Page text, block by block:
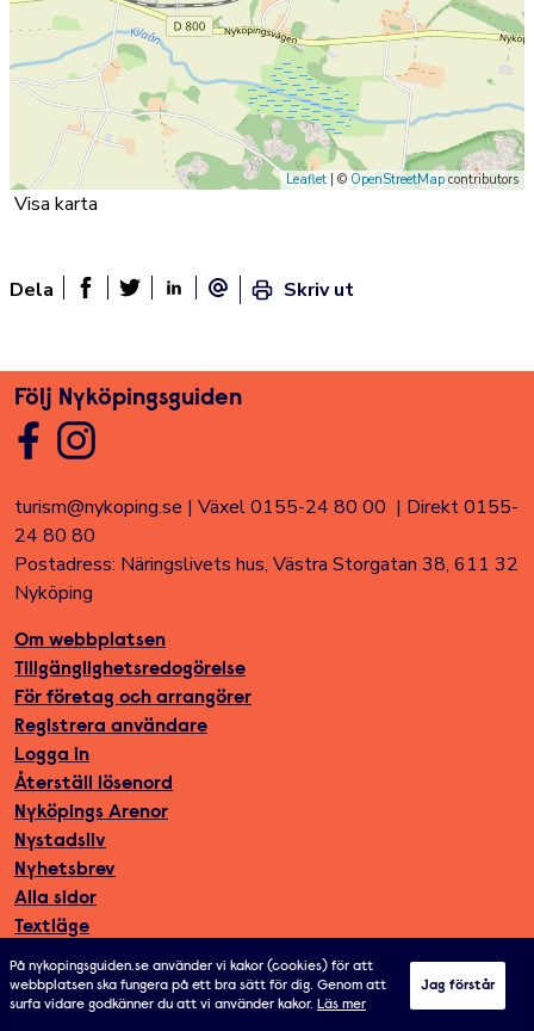
Leaflet | © OpenStreetMap contributors
Visa karta
Dela
Dela sidan på Facebook
E-post
Skriv ut
Följ Nyköpingsguiden
turism@nykoping.se | Växel 0155-24 80 00 | Direkt 0155-
24 80 80
Postadress: Näringslivets hus, Västra Storgatan 38, 611 32
Nyköping
Om webbplatsen
Tillgänglighetsredogörelse
För företag och arrangörer
Registrera användare
Logga in
Återställ lösenord
Nyköpings Arenor
Nystadsliv
Nyhetsbrev
Alla sidor
Textläge
På nykopingsguiden.se använder vi kakor (cookies) för att
webbplatsen ska fungera på ett bra sätt för dig. Genom att
surfa vidare godkänner du att vi använder kakor. Läs mer
Jag förstår